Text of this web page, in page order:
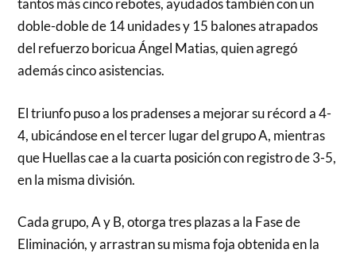
tantos más cinco rebotes, ayudados también con un
doble-doble de 14 unidades y 15 balones atrapados
del refuerzo boricua Ángel Matias, quien agregó
además cinco asistencias.
El triunfo puso a los pradenses a mejorar su récord a 4-
4, ubicándose en el tercer lugar del grupo A, mientras
que Huellas cae a la cuarta posición con registro de 3-5,
en la misma división.
Cada grupo, A y B, otorga tres plazas a la Fase de
Eliminación, y arrastran su misma foja obtenida en la